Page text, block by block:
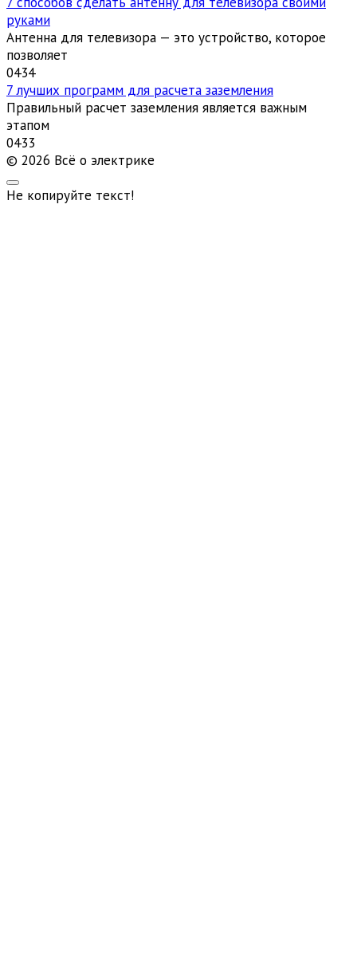
руками
Антенна для телевизора — это устройство, которое
позволяет
0434
7 лучших программ для расчета заземления
Правильный расчет заземления является важным
этапом
0433
© 2026 Всё о электрике
Не копируйте текст!